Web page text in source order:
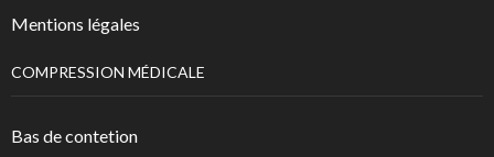
Mentions légales
COMPRESSION MÉDICALE
Bas de contetion